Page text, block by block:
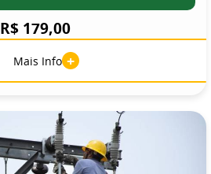
R$ 179,00
Mais Info +